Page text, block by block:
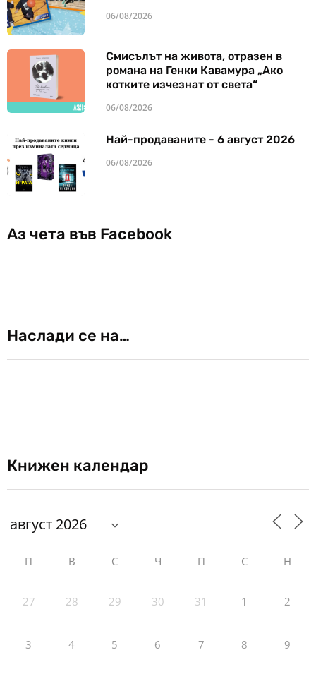
06/08/2026
Смисълът на живота, отразен в
романа на Генки Кавамура „Ако
котките изчезнат от света“
06/08/2026
Най-продаваните - 6 август 2026
06/08/2026
Аз чета във Facebook
Наслади се на…
Книжен календар
П В С Ч П С Н
27 28 29 30 31 1 2
3 4 5 6 7 8 9